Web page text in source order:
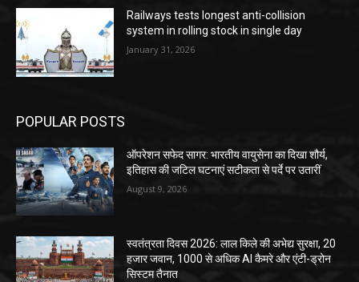
Railways tests longest anti-collision
system in rolling stock in single day
January 31, 2026
POPULAR POSTS
ऑपरेशन सफेद सागर: भारतीय वायुसेना का दिखा शौर्य,
इतिहास की जटिल घटनाएं सटीकता से पर्दे पर उतारीं
August 9, 2026
स्वतंत्रता दिवस 2026: लाल किले की अभेद्य सुरक्षा, 20
हजार जवान, 1000 से अधिक AI कैमरे और एंटी-ड्रोन
सिस्टम तैनात